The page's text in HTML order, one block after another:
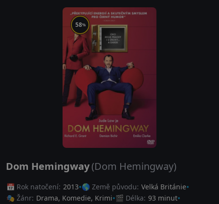
58%
Dom Hemingway(Dom Hemingway)
📅 Rok natočení: 2013 🌎 Země původu: Velká Británie
🎭 Žánr: Drama, Komedie, Krimi 🎬 Délka: 93 minut